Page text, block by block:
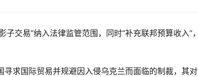
交易”纳入法律监管范围，同时“补充联邦预算收入”
求国际贸易并规避因入侵乌克兰而面临的制裁，其